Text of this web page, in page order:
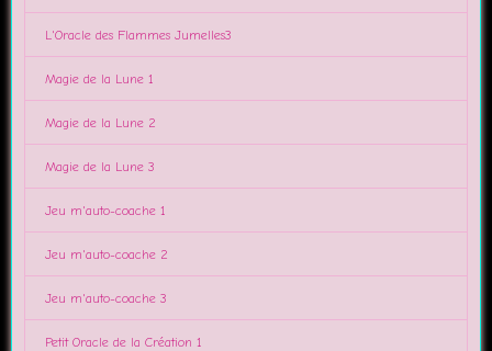
L'Oracle des Flammes Jumelles3
Magie de la Lune 1
Magie de la Lune 2
Magie de la Lune 3
Jeu m'auto-coache 1
Jeu m'auto-coache 2
Jeu m'auto-coache 3
Petit Oracle de la Création 1